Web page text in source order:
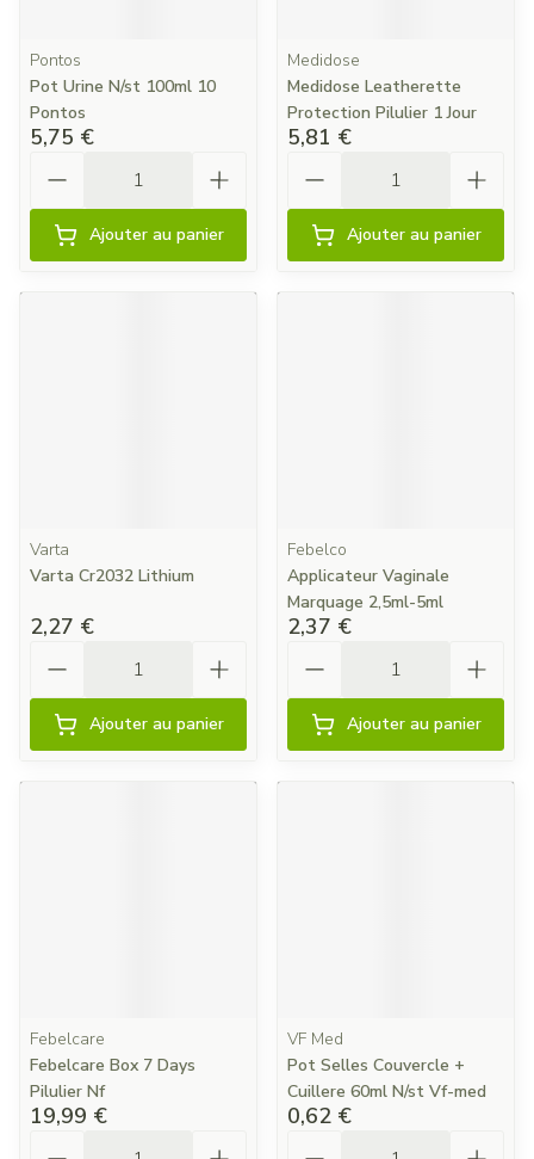
Pontos
Pot Urine N/st 100ml 10
Pontos
5,75 €
Ajouter au panier
Medidose
Medidose Leatherette
Protection Pilulier 1 Jour
5,81 €
Ajouter au panier
Varta
Varta Cr2032 Lithium
2,27 €
Ajouter au panier
Febelco
Applicateur Vaginale
Marquage 2,5ml-5ml
2,37 €
Ajouter au panier
Febelcare
Febelcare Box 7 Days
Pilulier Nf
19,99 €
VF Med
Pot Selles Couvercle +
Cuillere 60ml N/st Vf-med
0,62 €